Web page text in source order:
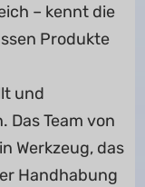
– kennt die
Produkte
und
Team von
Werkzeug, das
Handhabung